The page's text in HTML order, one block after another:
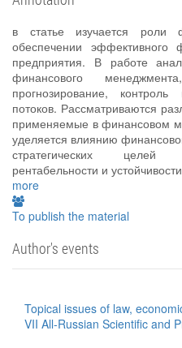
в статье изучается роли
обеспечении эффективного
предприятия. В работе
финансового
прогнозирование,
потоков. Рассматриваются
применяемые в финансовом
уделяется влиянию
стратегических целей
рентабельности и
more
To publish the material
Author's events
Topical issues of law,
VII All-Russian Scientific and